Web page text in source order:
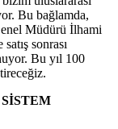
Bu bağlamda,
Müdürü İlhami
sonrası
Bu yıl 100